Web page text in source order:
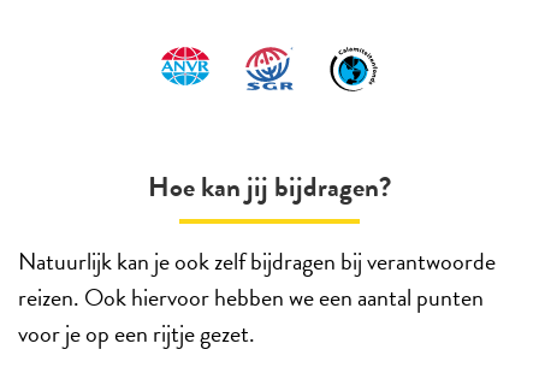
Hoe kan jij bijdragen?
Natuurlijk kan je ook zelf bijdragen bij verantwoorde
reizen. Ook hiervoor hebben we een aantal punten
voor je op een rijtje gezet.